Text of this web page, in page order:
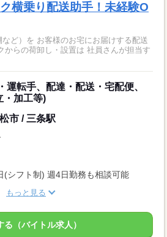
横乗り配送助手！未経験O
ど）を お客様のお宅にお届けする配送
からの荷卸し・設置は 社員さんが担当す
運転手、配達・配送・宅配便、
・加工等)
市 / 三条駅
(シフト制) 週4日勤務も相談可能
もっと見る
る（バイトル求人）